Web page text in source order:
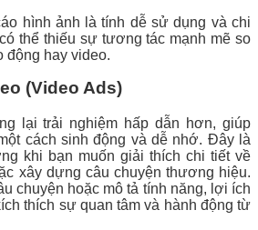
hình ảnh là tính dễ sử dụng và chi
thể thiếu sự tương tác mạnh mẽ so
động hay video.
(Video Ads)
lại trải nghiệm hấp dẫn hơn, giúp
cách sinh động và dễ nhớ. Đây là
khi bạn muốn giải thích chi tiết về
xây dựng câu chuyện thương hiệu.
chuyện hoặc mô tả tính năng, lợi ích
thích sự quan tâm và hành động từ